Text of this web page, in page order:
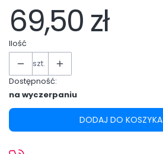
69,50 zł
Ilość
szt.
Dostępność:
na wyczerpaniu
DODAJ DO KOSZYKA